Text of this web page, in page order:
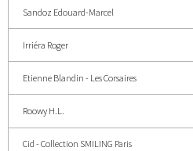
Sandoz Edouard-Marcel
Irriéra Roger
Etienne Blandin - Les Corsaires
Roowy H.L.
Cid - Collection SMILING Paris